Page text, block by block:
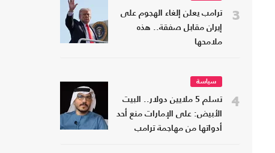
3
ترامب يعلن إلغاء الهجوم على
إيران مقابل صفقة.. هذه
ملامحها
4
سياسة
تسلم 5 ملايين دولار.. البيت
الأبيض: على الإمارات منع أحد
أدواتها من مهاجمة ترامب